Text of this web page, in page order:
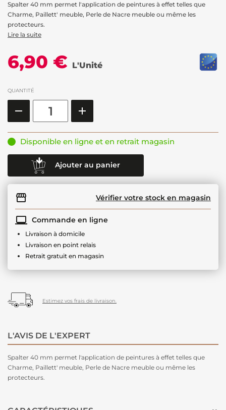
Spalter 40 mm permet l'application de peintures à effet telles que
Charme, Paillett' meuble, Perle de Nacre meuble ou même les
protecteurs.
Lire la suite
6,90 € L'Unité
QUANTITÉ
Disponible en ligne et en retrait magasin
Ajouter au panier
Vérifier votre stock en magasin
Commande en ligne
Livraison à domicile
Livraison en point relais
Retrait gratuit en magasin
Estimez vos frais de livraison.
L'AVIS DE L'EXPERT
Spalter 40 mm permet l'application de peintures à effet telles que
Charme, Paillett' meuble, Perle de Nacre meuble ou même les
protecteurs.